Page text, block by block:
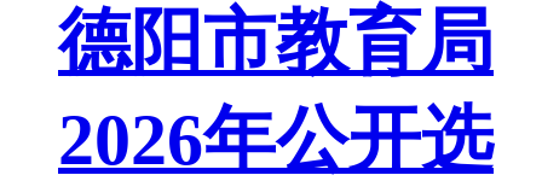
德阳市教育局
2026年公开选